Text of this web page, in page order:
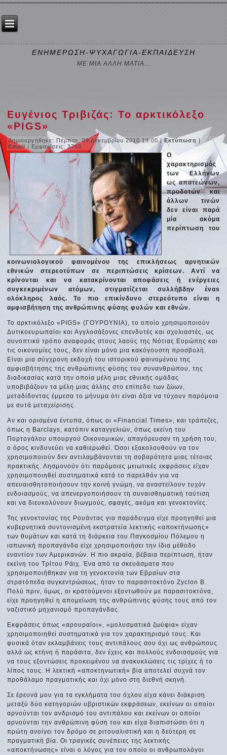
ΕΝΗΜΕΡΩΣΗ-ΨΥΧΑΓΩΓΙΑ-ΕΚΠΑΙΔΕΥΣΗ
ΜΕ ΜΙΑ ΑΛΛΗ ΜΑΤΙΑ...
Ευγένιος Τριβιζάς: Το αρκτικόλεξο
«ΡΙGS»
Δημιουργήθηκε: Πέμπτη, 09 Δεκεμβρίου 2010 19:00|Εκτύπωση|
Email | Εμφανίσεις: 3783
O
χαρακτηρισμός
των Ελλήνων
ως απατεώνων,
προδοτών και
άλλων τινών
δεν είναι παρά
μία ακόμα
περίπτωση του
κοινωνιολογικού φαινομένου της επικλήσεως αρνητικών
εθνικών στερεοτύπων σε περιπτώσεις κρίσεων. Αντί να
κρίνονται και να κατακρίνονται αποφάσεις ή ενέργειες
συγκεκριμένων ατόμων, στιγματίζεται συλλήβδην έναs
ολόκληρoς λαός. Το πιο επικίνδυνο στερεότυπο είναι η
αμφισβήτηση της ανθρώπινης φύσης φυλών και εθνών.
Το αρκτικόλεξο «ΡΙGS» (ΓΟΥΡΟΥΝΙΑ), το οποίο χρησιμοποιούν
Δυτικοευρωπαίοι και Αγγλοσάξονες επενδυτές και σχολιαστές, ως
συνοπτικό τρόπο αναφοράς στους λαούς της Νότιας Ευρώπης και
τις οικονομίες τους, δεν είναι μόνο μια κακόγουστη προσβολή.
Είναι μια σύγχρονη εκδοχή του ιστορικού φαινομένου της
αμφισβήτησης της ανθρώπινης φύσης του συνανθρώπου, της
διαδικασίας κατά την οποία μέλη μιας εθνικής ομάδας
υποβιβάζουν τα μέλη μιας άλλης στο επίπεδο των ζώων,
μεταδίδοντας έμμεσα το μήνυμα ότι είναι άξια να τύχουν παρόμοια
με αυτά μεταχείρισης.
Αν και ορισμένα έντυπα, όπως οι «Financial Τimes», και τράπεζες,
όπως η Βarclays, κατόπιν καταγγελιών, όπως εκείνη του
Πορτογάλου υπουργού Οικονομικών, απαγόρευσαν τη χρήση του,
ο όρος κινδυνεύει να καθιερωθεί. Όσοι εξακολουθούν να τον
χρησιμοποιούν δεν αντιλαμβάνονται τη σοβαρότητα μιας τέτοιας
πρακτικής. Λησμονούν ότι παρόμοιες μειωτικές εκφράσεις είχαν
χρησιμοποιηθεί συστηματικά κατά το παρελθόν για να
απευαισθητοποιήσουν την κοινή γνώμη, να αναστείλουν τυχόν
ενδοιασμούς, να απενεργοποιήσουν τη συναισθηματική ταύτιση
και να διευκολύνουν διωγμούς, σφαγές, ακόμα και γενοκτονίες.
Της γενοκτονίας της Ρουάντας για παράδειγμα είχε προηγηθεί μια
κυβερνητικά συντονισμένη εκστρατεία λεκτικής «αποκτήνωσης»
των θυμάτων και κατά τη διάρκεια του Παγκοσμίου Πόλεμου η
ιαπωνική προπαγάνδα είχε χρησιμοποιήσει την ίδια μέθοδο
εναντίον των Αμερικανών. Η πιο ακραία, βέβαια περίπτωση, ήταν
εκείνη του Τρίτου Ράιχ. Ένα από τα σκευάσματα που
χρησιμοποιήθηκαν για τη γενοκτονία των Εβραίων στα
στρατόπεδα συγκεντρώσεως, ήταν το παρασιτοκτόνο Ζyclon Β.
Πολύ πριν, όμως, οι κρατούμενοι εξοντωθούν με παρασιτοκτόνα,
είχε προηγηθεί η απομείωση της ανθρώπινης φύσης τους από τον
ναζιστικό μηχανισμό προπαγάνδας.
Εκφράσεις όπως «αρουραίοι», «μολυσματικά ζωύφια» είχαν
χρησιμοποιηθεί συστηματικά για τον χαρακτηρισμό τους. Και
φυσικά όταν εκλαμβάνεις τους αντιπάλους σου όχι ως ανθρώπους
αλλά ως κτήνη ή παράσιτα, δεν έχεις και πολλούς ενδοιασμούς για
να τους εξοντώσεις προκειμένου να ανακυκλώσεις τις τρίχες ή το
λίπος τους. Η λεκτική «αποκτηνωτική» βία αποτελεί συχνά τον
προθάλαμο πραγματικής και όχι μόνο στη διεθνή σκηνή.
Σε έρευνά μου για τα εγκλήματα του όχλου είχα κάνει διάκριση
μεταξύ δύο κατηγοριών υβριστικών εκφράσεων, εκείνων οι οποίοι
αρνούνται τον ανδρισμό του αντιπάλου και εκείνων οι οποίοι
αρνούνται την ανθρώπινη φύση του και είχα διαπιστώσει ότι η
πρώτη ανοίγει τον δρόμο σε ριτουαλιστική και η δεύτερη σε
πραγματική βία. Οι τραγικές συνέπειες της λεκτικής
«αποκτήνωσης» είναι ο λόγος για τον οποίο οι ανθρωπολόγοι